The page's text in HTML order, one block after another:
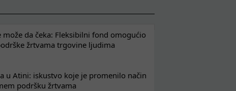
može da čeka: Fleksibilni fond omogućio
žrtvama trgovine ljudima
u Atini: iskustvo koje je promenilo način
podršku žrtvama